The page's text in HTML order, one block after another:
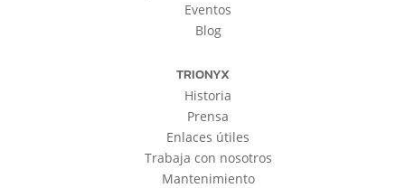
Eventos
Blog
TRIONYX
Historia
Prensa
Enlaces útiles
Trabaja con nosotros
Mantenimiento